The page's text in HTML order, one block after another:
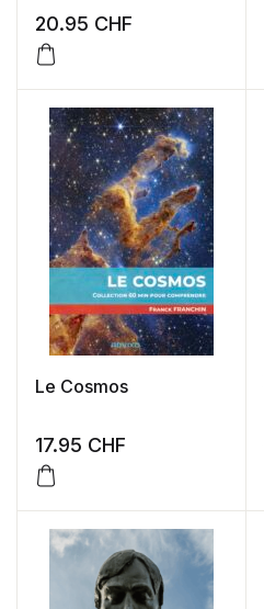
20.95 CHF
Le Cosmos
17.95 CHF